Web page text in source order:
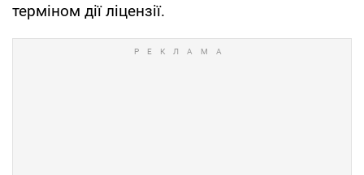
терміном дії ліцензії.